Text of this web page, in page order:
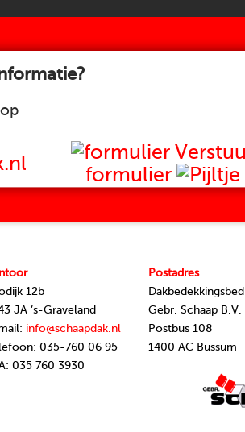
formulier
12b
JA ’s-Graveland
info@schaapdak.nl
035-760 06 95
035 760 3930
Postadres
Gebr. Schaap B.V.
Postbus 108
1400 AC Bussum